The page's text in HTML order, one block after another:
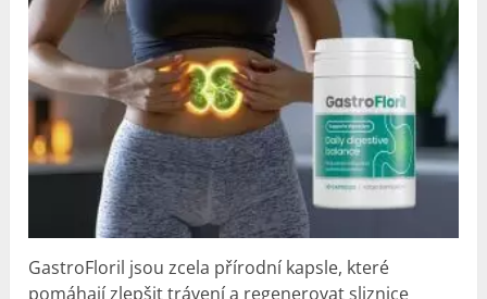
GastroFloril jsou zcela přírodní kapsle, které
pomáhají zlepšit trávení a regenerovat sliznice